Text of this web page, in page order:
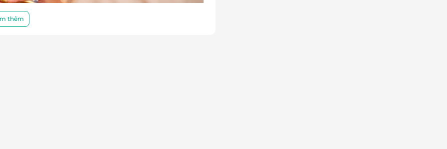
được lựa chọn kỹ lưỡng như bồ kết, vỏ bưởi,
thuật xoa bóp thư giãn giúp giảm căng thẳng,
thêm